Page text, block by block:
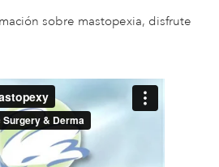
sobre mastopexia, disfrute